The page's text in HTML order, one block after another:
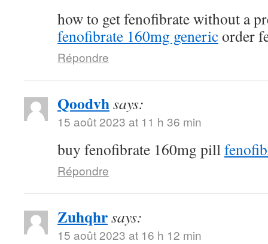
how to get fenofibrate without a
fenofibrate 160mg genericorder
Répondre
Qoodvhsays:
15 août 2023 at 11 h 36 min
buy fenofibrate 160mg pill
Répondre
Zuhqhrsays:
15 août 2023 at 16 h 12 min